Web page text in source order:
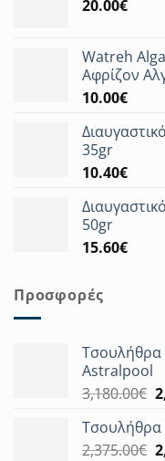
20.00€
Watreh
Αφρίζον
10.00€
35gr
10.40€
50gr
15.60€
Προσφορές
Τσουλήθρα
Astralpool
3,180.00€
Τσουλήθρα
2,375.00€